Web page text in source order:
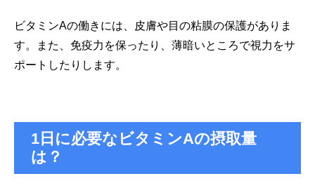
ビタミンAの働きには、皮膚や目の粘膜の保護がありま
す。また、免疫力を保ったり、薄暗いところで視力をサ
ポートしたりします。
1日に必要なビタミンAの摂取量
は？